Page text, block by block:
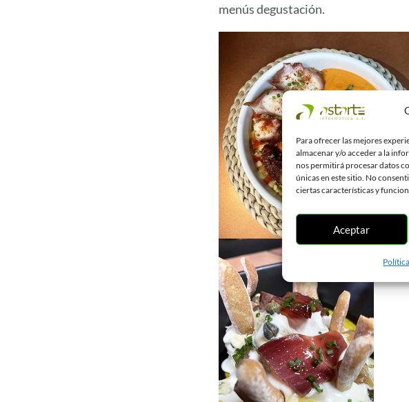
Para ofrecer las mejores
almacenar y/o acceder a la
nos permitirá procesar datos
únicas en este sitio. No
ciertas características y
Aceptar
menús degustación.